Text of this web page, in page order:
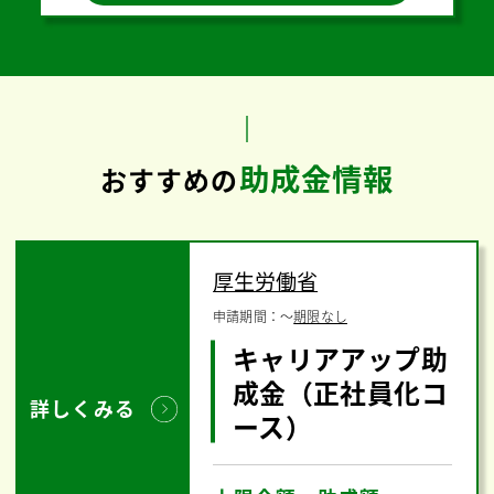
おすすめの助成金情報
詳しくみる
厚生労働省
申請期間：〜期限なし
キャリアアップ助
成金（正社員化コ
ース）